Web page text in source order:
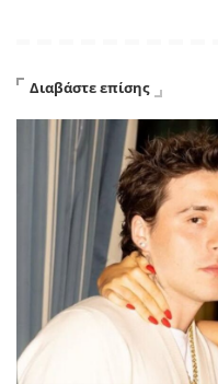
Διαβάστε επίσης